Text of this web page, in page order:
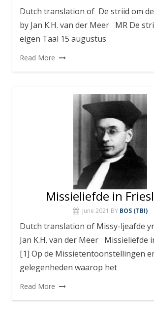
Dutch translation of De striid om
by Jan K.H. van der Meer MR De
eigen Taal 15 augustus
Read More
Missieliefde in
June 2021 BY BOS (TBI)
Dutch translation of Missy-ljeafde
Jan K.H. van der Meer Missieliefde
[1] Op de Missietentoonstellingen
gelegenheden waarop het
Read More